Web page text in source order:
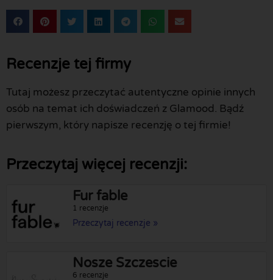
Recenzje tej firmy
Tutaj możesz przeczytać autentyczne opinie innych
osób na temat ich doświadczeń z Glamood. Bądź
pierwszym, który napisze recenzję o tej firmie!
Przeczytaj więcej recenzji:
Fur fable
1 recenzje
Przeczytaj recenzje »
Nosze Szczescie
6 recenzje